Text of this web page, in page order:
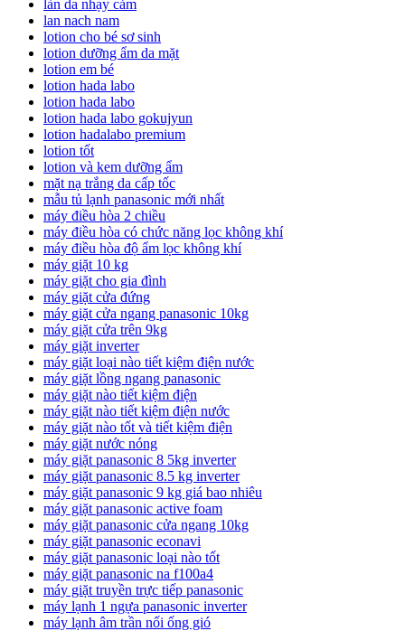
làn da nhạy cảm
lan nach nam
lotion cho bé sơ sinh
lotion dưỡng ẩm da mặt
lotion em bé
lotion hada labo
lotion hada labo
lotion hada labo gokujyun
lotion hadalabo premium
lotion tốt
lotion và kem dưỡng ẩm
mặt nạ trắng da cấp tốc
mẫu tủ lạnh panasonic mới nhất
máy điều hòa 2 chiều
máy điều hòa có chức năng lọc không khí
máy điều hòa độ ẩm lọc không khí
máy giặt 10 kg
máy giặt cho gia đình
máy giặt cửa đứng
máy giặt cửa ngang panasonic 10kg
máy giặt cửa trên 9kg
máy giặt inverter
máy giặt loại nào tiết kiệm điện nước
máy giặt lồng ngang panasonic
máy giặt nào tiết kiệm điện
máy giặt nào tiết kiệm điện nước
máy giặt nào tốt và tiết kiệm điện
máy giặt nước nóng
máy giặt panasonic 8 5kg inverter
máy giặt panasonic 8.5 kg inverter
máy giặt panasonic 9 kg giá bao nhiêu
máy giặt panasonic active foam
máy giặt panasonic cửa ngang 10kg
máy giặt panasonic econavi
máy giặt panasonic loại nào tốt
máy giặt panasonic na f100a4
máy giặt truyền trực tiếp panasonic
máy lạnh 1 ngựa panasonic inverter
máy lạnh âm trần nối ống gió